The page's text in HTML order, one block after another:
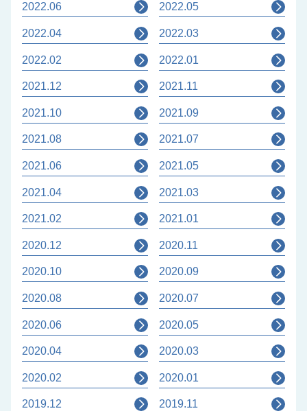
2022.06 2022.05
2022.04 2022.03
2022.02 2022.01
2021.12 2021.11
2021.10 2021.09
2021.08 2021.07
2021.06 2021.05
2021.04 2021.03
2021.02 2021.01
2020.12 2020.11
2020.10 2020.09
2020.08 2020.07
2020.06 2020.05
2020.04 2020.03
2020.02 2020.01
2019.12 2019.11